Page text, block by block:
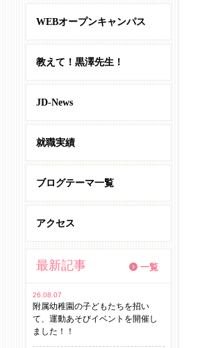
WEBオープンキャンパス
教えて！黒澤先生！
JD-News
就職実績
ブログテーマ一覧
アクセス
最新記事 一覧
26.08.07
附属幼稚園の子どもたちを招い
て、運動あそびイベントを開催し
ました！！